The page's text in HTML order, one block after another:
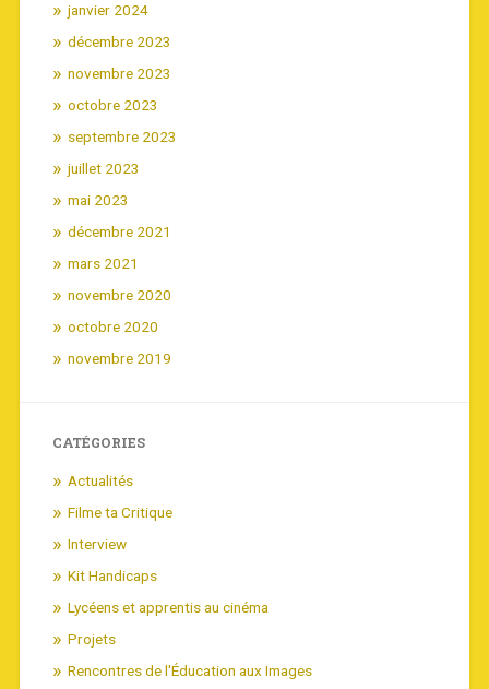
janvier 2024
décembre 2023
novembre 2023
octobre 2023
septembre 2023
juillet 2023
mai 2023
décembre 2021
mars 2021
novembre 2020
octobre 2020
novembre 2019
CATÉGORIES
Actualités
Filme ta Critique
Interview
Kit Handicaps
Lycéens et apprentis au cinéma
Projets
Rencontres de l'Éducation aux Images